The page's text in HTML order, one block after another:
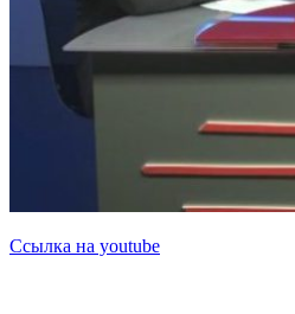
Ссылка на youtube